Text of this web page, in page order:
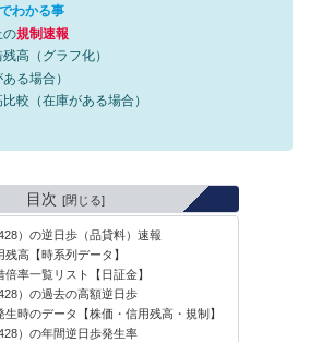
わかる事
の規制速報
高（グラフ化）
る場合）
較（在庫がある場合）
目次
）の逆日歩（品貸料）速報
高【時系列データ】
率一覧リスト【日証金】
）の過去の高額逆日歩
生時のデータ【株価・信用残高・規制】
）の年間逆日歩発生率